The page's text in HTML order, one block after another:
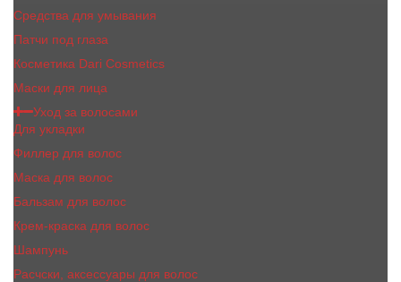
Средства для умывания
Патчи под глаза
Косметика Dari Cosmetics
Маски для лица
Уход за волосами
Для укладки
Филлер для волос
Маска для волос
Бальзам для волос
Крем-краска для волос
Шампунь
Расчски, аксессуары для волос